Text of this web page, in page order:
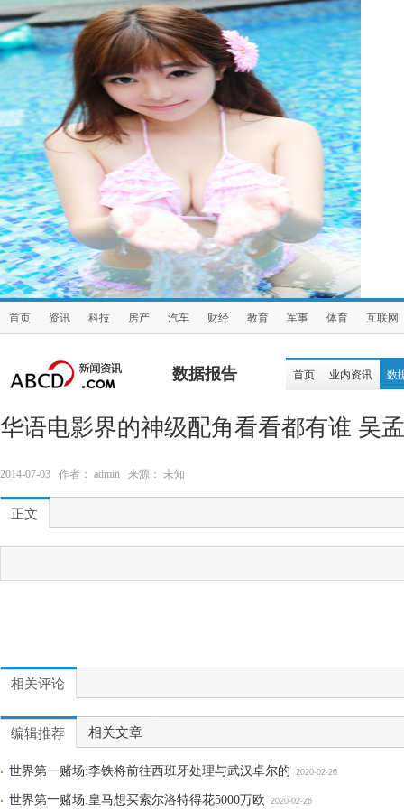
首页 资讯 科技 房产 汽车 财经 教育 军事 体育 互联网
数据报告 首页 业内资讯 数
华语电影界的神级配角看看都有谁 吴
2014-07-03 作者： admin 来源： 未知
正文
相关评论
编辑推荐 相关文章
世界第一赌场:李铁将前往西班牙处理与武汉卓尔的 2020-02-26
世界第一赌场:皇马想买索尔洛特得花5000万欧 2020-02-26